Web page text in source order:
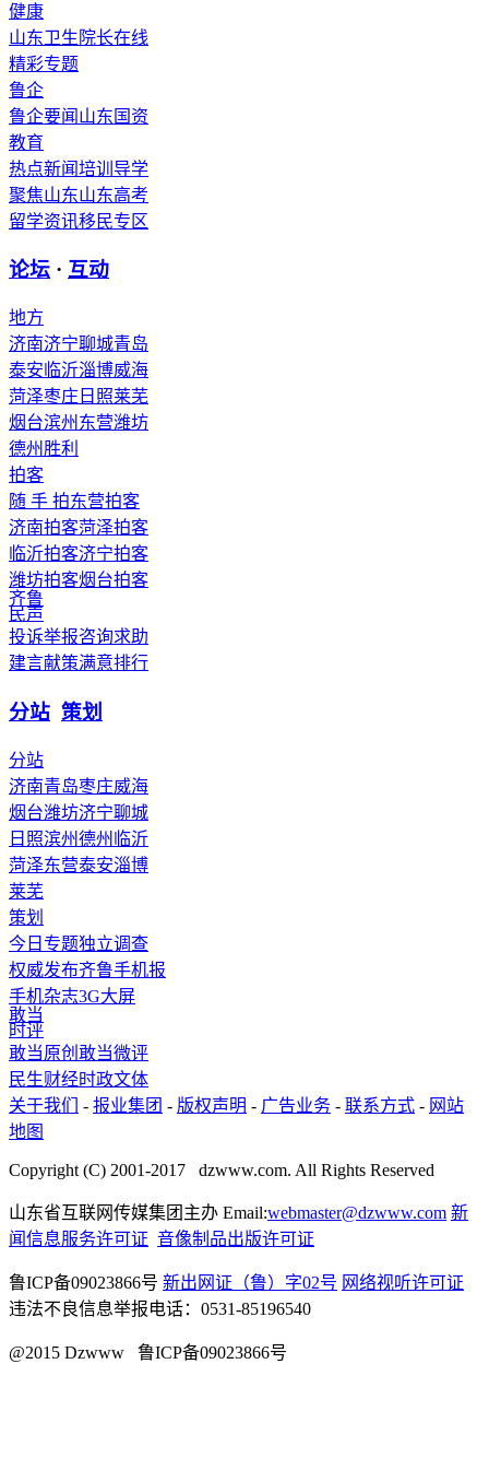
健康
山东卫生 院长在线
精彩专题
鲁企
鲁企要闻 山东国资
教育
热点新闻培训导学
聚焦山东山东高考
留学资讯移民专区
论坛 · 互动
地方
济南济宁聊城青岛
泰安 临沂淄博威海
菏泽枣庄 日照莱芜
烟台滨州 东营潍坊
德州 胜利
拍客
随 手 拍东营拍客
济南拍客菏泽拍客
临沂拍客济宁拍客
潍坊拍客烟台拍客
齐鲁
民声
投诉举报咨询求助
建言献策满意排行
分站 策划
分站
济南青岛枣庄威海
烟台潍坊济宁聊城
日照滨州德州 临沂
菏泽东营泰安淄博
莱芜
策划
今日专题独立调查
权威发布齐鲁手机报
手机杂志3G大屏
敢当
时评
敢当原创 敢当微评
民生财经时政文体
关于我们
- 报业集团 - 版权声明 - 广告业务 - 联系方式 - 网站
地图
Copyright (C) 2001-2017 dzwww.com. All Rights Reserved
山东省互联网传媒集团主办 Email:webmaster@dzwww.com 新
闻信息服务许可证 音像制品出版许可证
鲁ICP备09023866号 新出网证（鲁）字02号 网络视听许可证
违法不良信息举报电话：0531-85196540
@2015 Dzwww 鲁ICP备09023866号